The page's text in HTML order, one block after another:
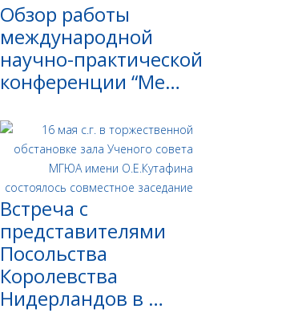
Обзор работы
международной
научно-практической
конференции “Ме…
Встреча с
представителями
Посольства
Королевства
Нидерландов в …